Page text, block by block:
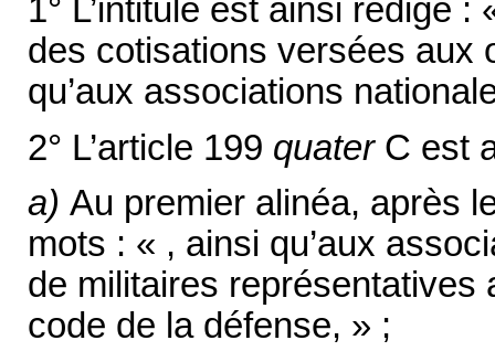
1° L’intitulé est ainsi rédigé
des cotisations versées aux
qu’aux associations
2° L’article 199 quaterC est
a) Au premier alinéa, après
mots : « , ainsi qu’aux
de militaires représentatives
code de la défense, » ;